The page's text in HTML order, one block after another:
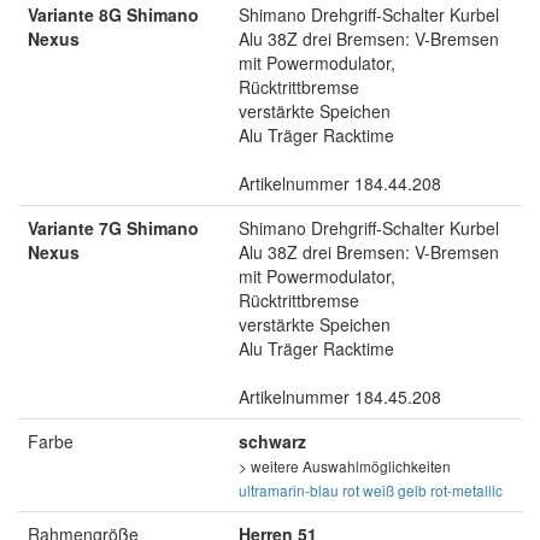
Variante 8G Shimano
Nexus
Shimano Drehgriff-Schalter Kurbel
Alu 38Z drei Bremsen: V-Bremsen
mit Powermodulator,
Rücktrittbremse
verstärkte Speichen
Alu Träger Racktime
Artikelnummer 184.44.208
Variante 7G Shimano
Nexus
Shimano Drehgriff-Schalter Kurbel
Alu 38Z drei Bremsen: V-Bremsen
mit Powermodulator,
Rücktrittbremse
verstärkte Speichen
Alu Träger Racktime
Artikelnummer 184.45.208
Farbe
schwarz
> weitere Auswahlmöglichkeiten
ultramarin-blau rotweißgelbrot-metallic
Rahmengröße Herren 51